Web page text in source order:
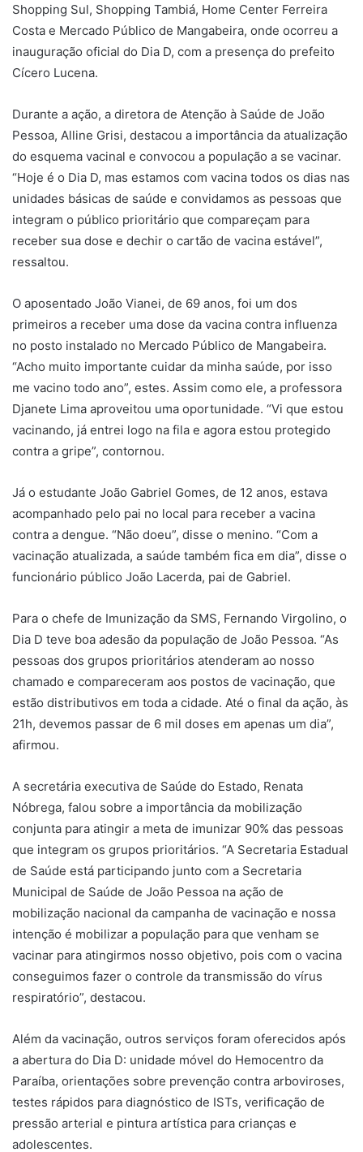
Shopping Sul, Shopping Tambiá, Home Center Ferreira
Costa e Mercado Público de Mangabeira, onde ocorreu a
inauguração oficial do Dia D, com a presença do prefeito
Cícero Lucena.
Durante a ação, a diretora de Atenção à Saúde de João
Pessoa, Alline Grisi, destacou a importância da atualização
do esquema vacinal e convocou a população a se vacinar.
“Hoje é o Dia D, mas estamos com vacina todos os dias nas
unidades básicas de saúde e convidamos as pessoas que
integram o público prioritário que compareçam para
receber sua dose e dechir o cartão de vacina estável”,
ressaltou.
O aposentado João Vianei, de 69 anos, foi um dos
primeiros a receber uma dose da vacina contra influenza
no posto instalado no Mercado Público de Mangabeira.
“Acho muito importante cuidar da minha saúde, por isso
me vacino todo ano”, estes. Assim como ele, a professora
Djanete Lima aproveitou uma oportunidade. “Vi que estou
vacinando, já entrei logo na fila e agora estou protegido
contra a gripe”, contornou.
Já o estudante João Gabriel Gomes, de 12 anos, estava
acompanhado pelo pai no local para receber a vacina
contra a dengue. “Não doeu”, disse o menino. “Com a
vacinação atualizada, a saúde também fica em dia”, disse o
funcionário público João Lacerda, pai de Gabriel.
Para o chefe de Imunização da SMS, Fernando Virgolino, o
Dia D teve boa adesão da população de João Pessoa. “As
pessoas dos grupos prioritários atenderam ao nosso
chamado e compareceram aos postos de vacinação, que
estão distributivos em toda a cidade. Até o final da ação, às
21h, devemos passar de 6 mil doses em apenas um dia”,
afirmou.
A secretária executiva de Saúde do Estado, Renata
Nóbrega, falou sobre a importância da mobilização
conjunta para atingir a meta de imunizar 90% das pessoas
que integram os grupos prioritários. “A Secretaria Estadual
de Saúde está participando junto com a Secretaria
Municipal de Saúde de João Pessoa na ação de
mobilização nacional da campanha de vacinação e nossa
intenção é mobilizar a população para que venham se
vacinar para atingirmos nosso objetivo, pois com o vacina
conseguimos fazer o controle da transmissão do vírus
respiratório”, destacou.
Além da vacinação, outros serviços foram oferecidos após
a abertura do Dia D: unidade móvel do Hemocentro da
Paraíba, orientações sobre prevenção contra arboviroses,
testes rápidos para diagnóstico de ISTs, verificação de
pressão arterial e pintura artística para crianças e
adolescentes.